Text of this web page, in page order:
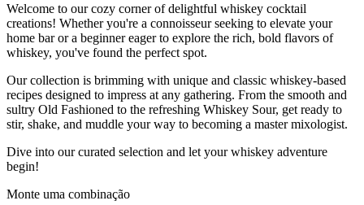
Welcome to our cozy corner of delightful whiskey cocktail
creations! Whether you're a connoisseur seeking to elevate your
home bar or a beginner eager to explore the rich, bold flavors of
whiskey, you've found the perfect spot.
Our collection is brimming with unique and classic whiskey-based
recipes designed to impress at any gathering. From the smooth and
sultry Old Fashioned to the refreshing Whiskey Sour, get ready to
stir, shake, and muddle your way to becoming a master mixologist.
Dive into our curated selection and let your whiskey adventure
begin!
Monte uma combinação